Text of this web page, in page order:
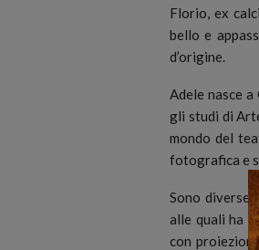
Florio, ex
bello e
d’origine.
Adele nasce
gli studi di
mondo del
fotografica e
Sono diverse
alle quali ha
con